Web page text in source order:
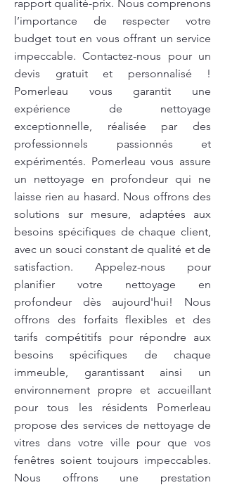
rapport qualité-prix. Nous comprenons
l’importance de respecter votre
budget tout en vous offrant un service
impeccable. Contactez-nous pour un
devis gratuit et personnalisé !
Pomerleau vous garantit une
expérience de nettoyage
exceptionnelle, réalisée par des
professionnels passionnés et
expérimentés. Pomerleau vous assure
un nettoyage en profondeur qui ne
laisse rien au hasard. Nous offrons des
solutions sur mesure, adaptées aux
besoins spécifiques de chaque client,
avec un souci constant de qualité et de
satisfaction. Appelez-nous pour
planifier votre nettoyage en
profondeur dès aujourd'hui! Nous
offrons des forfaits flexibles et des
tarifs compétitifs pour répondre aux
besoins spécifiques de chaque
immeuble, garantissant ainsi un
environnement propre et accueillant
pour tous les résidents Pomerleau
propose des services de nettoyage de
vitres dans votre ville pour que vos
fenêtres soient toujours impeccables.
Nous offrons une prestation